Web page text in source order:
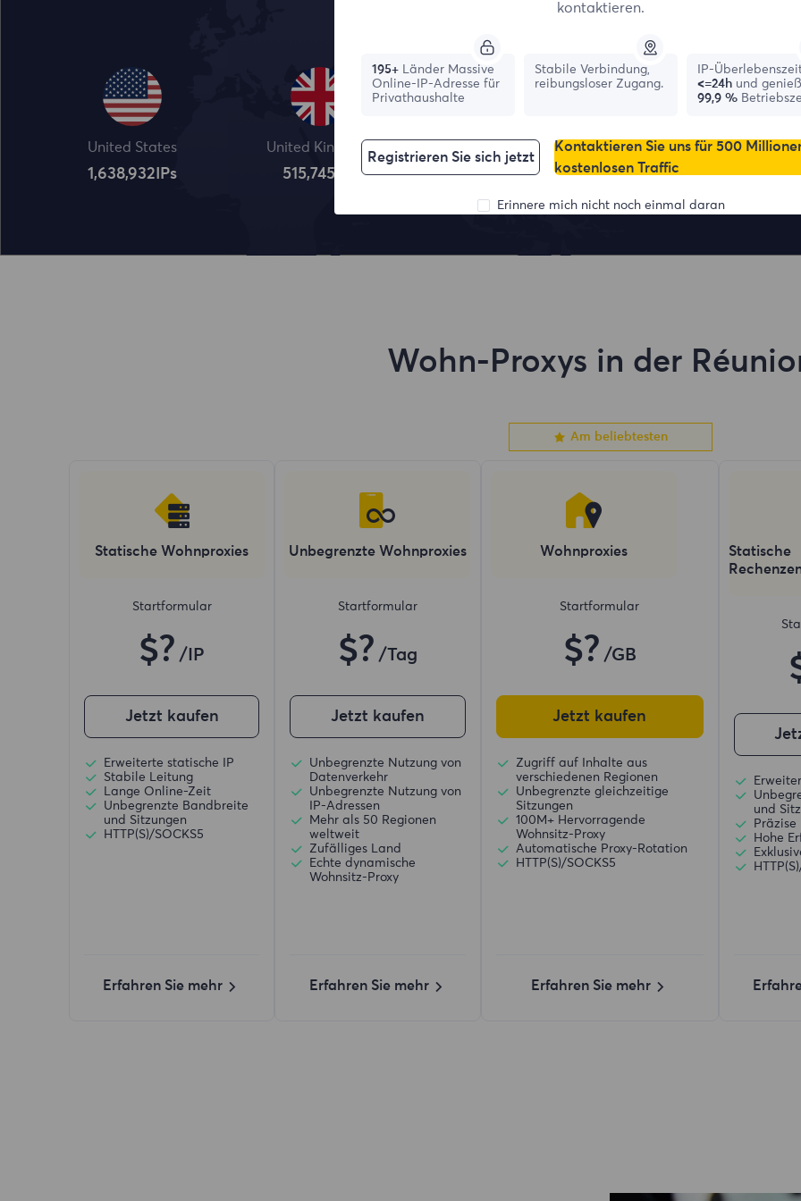
United States
1,638,932 IPs
United Kingdom
515,745 1,042,773IPs
Canada
331,148IPs
Wohn-Proxys in der
Am beliebtesten
Statische Wohnproxies
Startformular
$? /IP
Jetzt kaufen
Erweiterte statische IP
Stabile Leitung
Lange Online-Zeit
Unbegrenzte Bandbreite
und Sitzungen
HTTP(S)/SOCKS5
Erfahren Sie mehr
Unbegrenzte Wohnproxies
Startformular
$? /Tag
Jetzt kaufen
Unbegrenzte Nutzung von
Datenverkehr
Unbegrenzte Nutzung von
IP-Adressen
Mehr als 50 Regionen
weltweit
Zufälliges Land
Echte dynamische
Wohnsitz-Proxy
Erfahren Sie mehr
Wohnproxies
Startformular
$? /GB
Jetzt kaufen
Zugriff auf Inhalte aus
verschiedenen Regionen
Unbegrenzte gleichzeitige
Sitzungen
100M+ Hervorragende
Wohnsitz-Proxy
Automatische Proxy-Rotation
HTTP(S)/SOCKS5
Erfahren Sie mehr
Statische
und
Präzise
Hohe
kontaktieren.
195+ Länder Massive
Online-IP-Adresse für
Privathaushalte
Stabile Verbindung,
reibungsloser Zugang.
IP-
<=24h und
99,9 %
Registrieren Sie sich jetzt
Kontaktieren Sie uns für 500
kostenlosen Traffic
Erinnere mich nicht noch einmal daran